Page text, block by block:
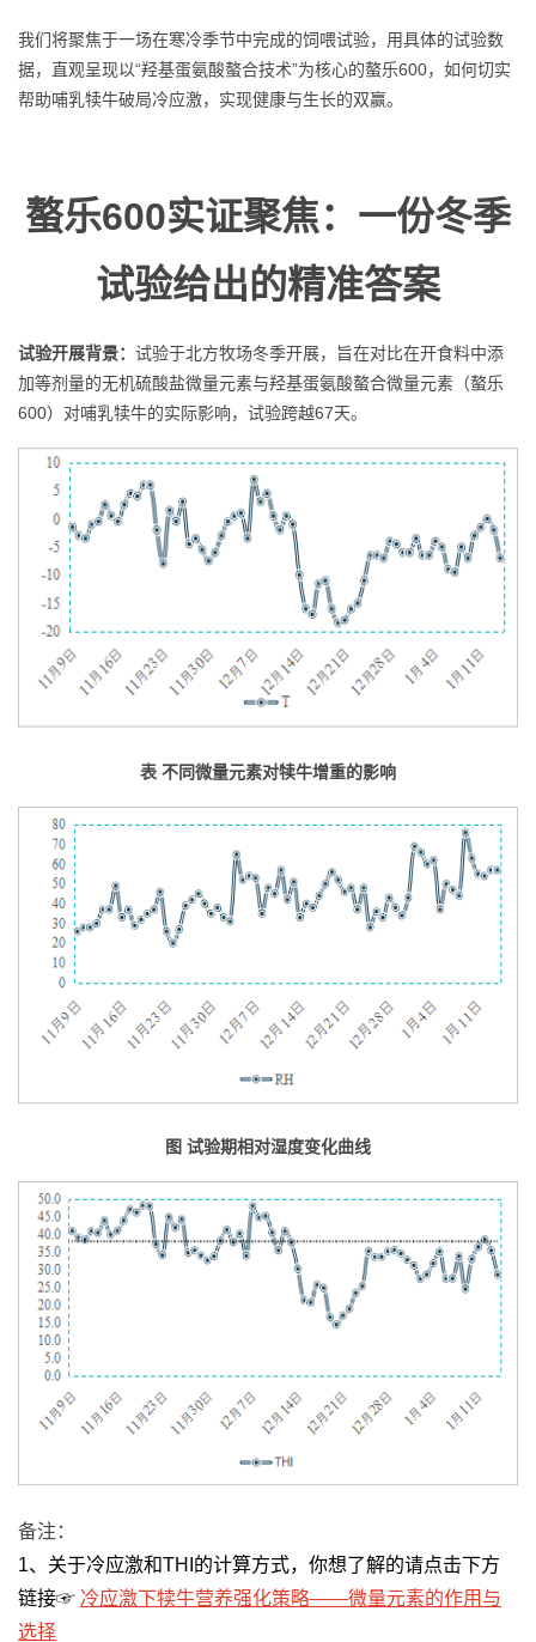
我们将聚焦于一场在寒冷季节中完成的饲喂试验，用具体的试验数
据，直观呈现以“羟基蛋氨酸螯合技术”为核心的螯乐600，如何切实
帮助哺乳犊牛破局冷应激，实现健康与生长的双赢。
螯乐600实证聚焦：一份冬季
试验给出的精准答案
试验开展背景： 试验于北方牧场冬季开展，旨在对比在开食料中添
加等剂量的无机硫酸盐微量元素与羟基蛋氨酸螯合微量元素（螯乐
600）对哺乳犊牛的实际影响，试验跨越67天。
表 不同微量元素对犊牛增重的影响
图 试验期相对湿度变化曲线
备注：
1、关于冷应激和THI的计算方式，你想了解的请点击下方
链接☞ 冷应激下犊牛营养强化策略——微量元素的作用与
选择